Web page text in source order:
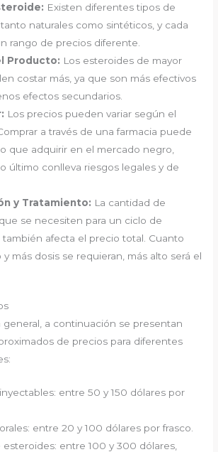
Existen diferentes tipos de
naturales como sintéticos, y cada
rango de precios diferente.
Producto: Los esteroides de mayor
costar más, ya que son más efectivos
efectos secundarios.
Los precios pueden variar según el
a través de una farmacia puede
que adquirir en el mercado negro,
último conlleva riesgos legales y de
y Tratamiento: La cantidad de
se necesiten para un ciclo de
afecta el precio total. Cuanto
y más dosis se requieran, más alto será el
general, a continuación se presentan
de precios para diferentes
entre 50 y 150 dólares por
entre 20 y 100 dólares por frasco.
esteroides: entre 100 y 300 dólares,